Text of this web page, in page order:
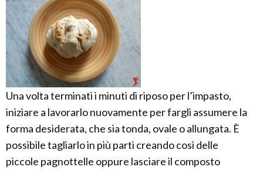
Una volta terminati i minuti di riposo per l’impasto,
iniziare a lavorarlo nuovamente per fargli assumere la
forma desiderata, che sia tonda, ovale o allungata. È
possibile tagliarlo in più parti creando così delle
piccole pagnottelle oppure lasciare il composto